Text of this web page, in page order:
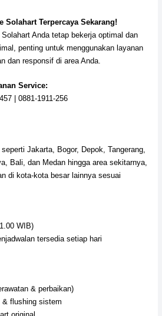
Solahart Terpercaya Sekarang!
Anda tetap bekerja optimal dan
penting untuk menggunakan layanan
dan responsif di area Anda.
Service:
| 0881-1911-256
Jakarta, Bogor, Depok, Tangerang,
Bali, dan Medan hingga area sekitarnya,
di kota-kota besar lainnya sesuai
WIB)
tersedia setiap hari
& perbaikan)
& flushing sistem